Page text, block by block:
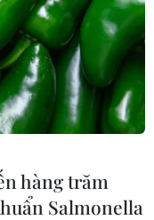
hàng trăm
Salmonella